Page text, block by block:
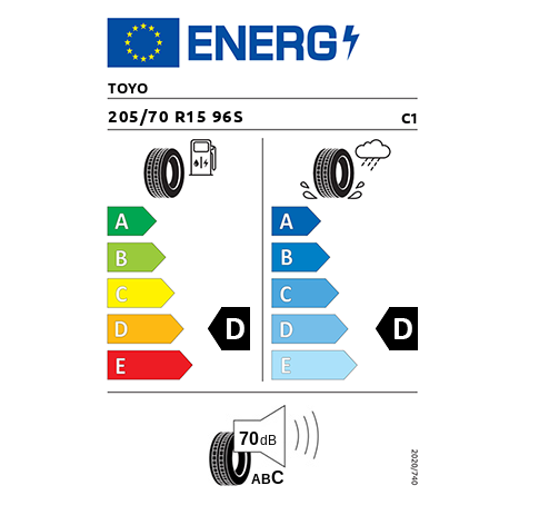
TOYO
205/70 R15 96S C1
ABC
70dB